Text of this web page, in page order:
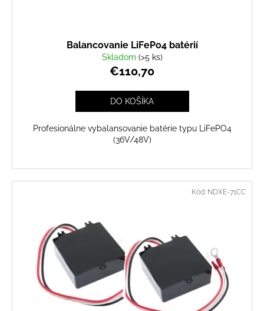
Balancovanie LiFePo4 batérií
Skladom (>5 ks)
€110,70
DO KOŠÍKA
Profesionálne vybalansovanie batérie typu LiFePO4
(36V/48V)
Kód: NDXE-71CC